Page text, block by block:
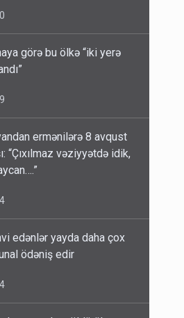
səfir Abel
vəzifələr verilib
13:24
görə bu ölkə “iki yerə
ermənilərə 8 avqust
“Çıxılmaz vəziyyətdə idik,
edənlər yayda daha çox
ödəniş edir